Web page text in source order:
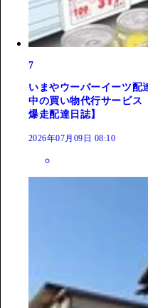
7
いまやウーバーイーツ
中の買い物代行サービス
爆走配達日誌】
2026年07月09日 08:10